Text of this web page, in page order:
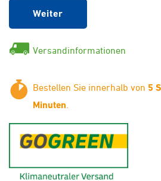
Weiter
Versandinformationen
Bestellen Sie innerhalb von 5
Minuten